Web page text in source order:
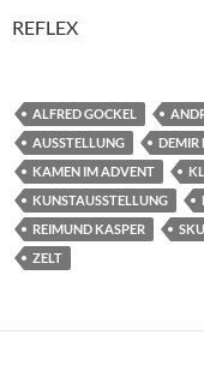
REFLEX
ALFRED GOCKEL
AUSSTELLUNG
DEMIR
KAMEN IM ADVENT
KUNSTAUSSTELLUNG
REIMUND KASPER
ZELT